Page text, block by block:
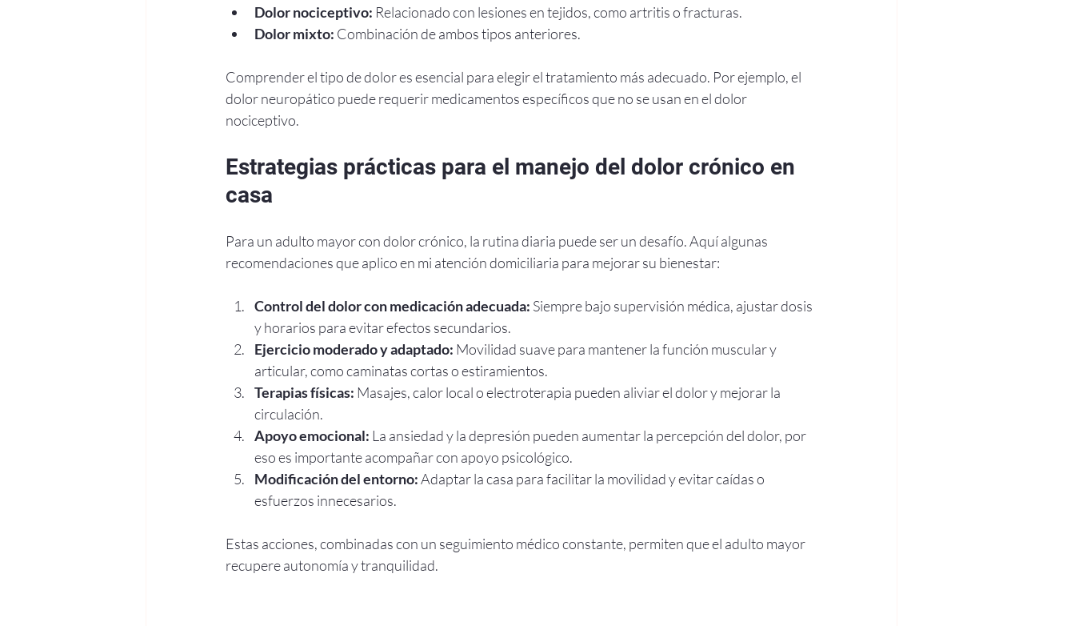
Dolor nociceptivo: Relacionado con lesiones en tejidos, como artritis o fracturas.
Dolor mixto: Combinación de ambos tipos anteriores.
Comprender el tipo de dolor es esencial para elegir el tratamiento más adecuado. Por ejemplo, el
dolor neuropático puede requerir medicamentos específicos que no se usan en el dolor
nociceptivo.
Estrategias prácticas para el manejo del dolor crónico en
casa
Para un adulto mayor con dolor crónico, la rutina diaria puede ser un desafío. Aquí algunas
recomendaciones que aplico en mi atención domiciliaria para mejorar su bienestar:
Control del dolor con medicación adecuada: Siempre bajo supervisión médica, ajustar dosis
y horarios para evitar efectos secundarios.
Ejercicio moderado y adaptado: Movilidad suave para mantener la función muscular y
articular, como caminatas cortas o estiramientos.
Terapias físicas: Masajes, calor local o electroterapia pueden aliviar el dolor y mejorar la
circulación.
Apoyo emocional: La ansiedad y la depresión pueden aumentar la percepción del dolor, por
eso es importante acompañar con apoyo psicológico.
Modificación del entorno: Adaptar la casa para facilitar la movilidad y evitar caídas o
esfuerzos innecesarios.
Estas acciones, combinadas con un seguimiento médico constante, permiten que el adulto mayor
recupere autonomía y tranquilidad.